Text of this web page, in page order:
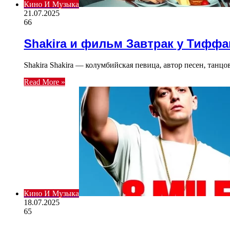
Кино И Музыка
21.07.2025
66
Shakira и фильм Завтрак у
Shakira Shakira — колумбийская певица, автор песен,
Read More »
Кино И Музыка
18.07.2025
65